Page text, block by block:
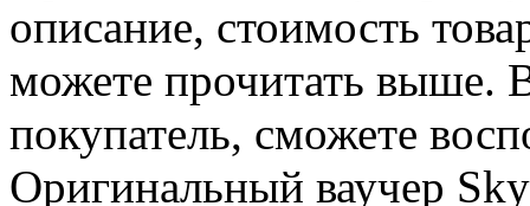
описание, стоимость
можете прочитать выше.
покупатель, сможете
Оригинальный ваучер